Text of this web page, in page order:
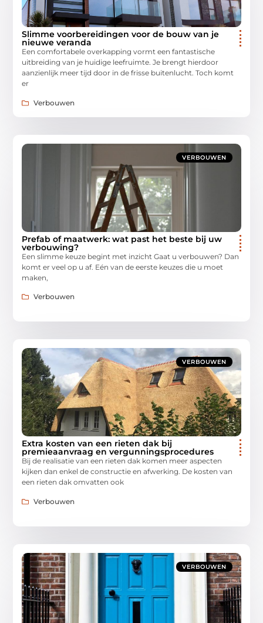
Slimme voorbereidingen voor de bouw van je
nieuwe veranda
Een comfortabele overkapping vormt een fantastische
uitbreiding van je huidige leefruimte. Je brengt hierdoor
aanzienlijk meer tijd door in de frisse buitenlucht. Toch komt
er
Verbouwen
VERBOUWEN
Prefab of maatwerk: wat past het beste bij uw
verbouwing?
Een slimme keuze begint met inzicht Gaat u verbouwen? Dan
komt er veel op u af. Eén van de eerste keuzes die u moet
maken,
Verbouwen
VERBOUWEN
Extra kosten van een rieten dak bij
premieaanvraag en vergunningsprocedures
Bij de realisatie van een rieten dak komen meer aspecten
kijken dan enkel de constructie en afwerking. De kosten van
een rieten dak omvatten ook
Verbouwen
VERBOUWEN